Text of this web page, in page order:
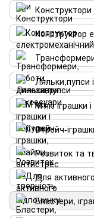
Конструктори
Конструктор
Ляльки,пупси
М'які іграшки
Стрейч-
Розвиток та
Для
Бластери,